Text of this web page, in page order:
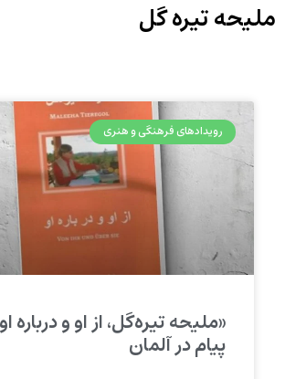
ملیحه تیره گل
رویدادهای فرهنگی و هنری
«ملیحه تیره‌گل، از او و درباره
پیام در آلمان